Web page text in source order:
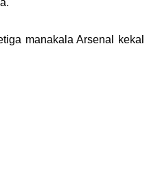
manakala Arsenal